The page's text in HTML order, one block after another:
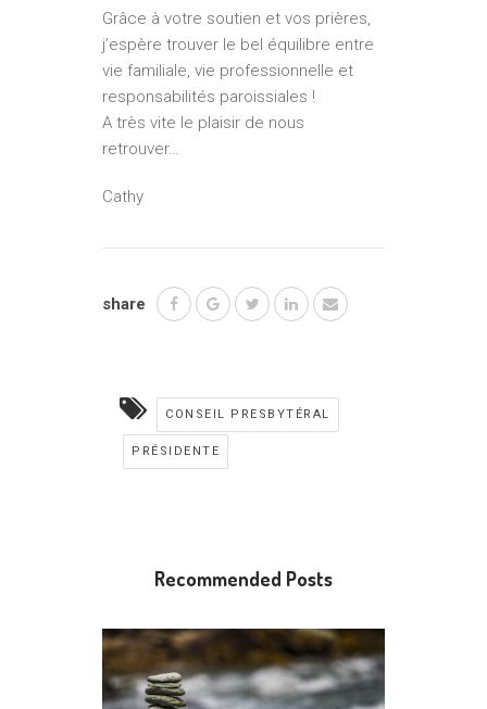
Grâce à votre soutien et vos prières,
j’espère trouver le bel équilibre entre
vie familiale, vie professionnelle et
responsabilités paroissiales !
A très vite le plaisir de nous
retrouver…
Cathy
share
CONSEIL PRESBYTÉRAL
PRÉSIDENTE
Recommended Posts